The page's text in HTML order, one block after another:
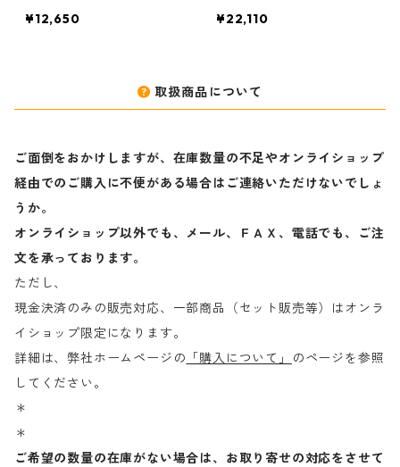
反応染料
¥12,650
応染料
¥22,110
取扱商品について
ご面倒をおかけしますが、在庫数量の不足やオンライショップ
経由でのご購入に不便がある場合はご連絡いただけないでしょ
うか。
オンライショップ以外でも、メール、ＦＡＸ、電話でも、ご注
文を承っております。
ただし、
現金決済のみの販売対応、一部商品（セット販売等）はオンラ
イショップ限定になります。
詳細は、弊社ホームページの 「購入について」
のページを参照
してください。
＊
＊
ご希望の数量の在庫がない場合は、お取り寄せの対応をさせて